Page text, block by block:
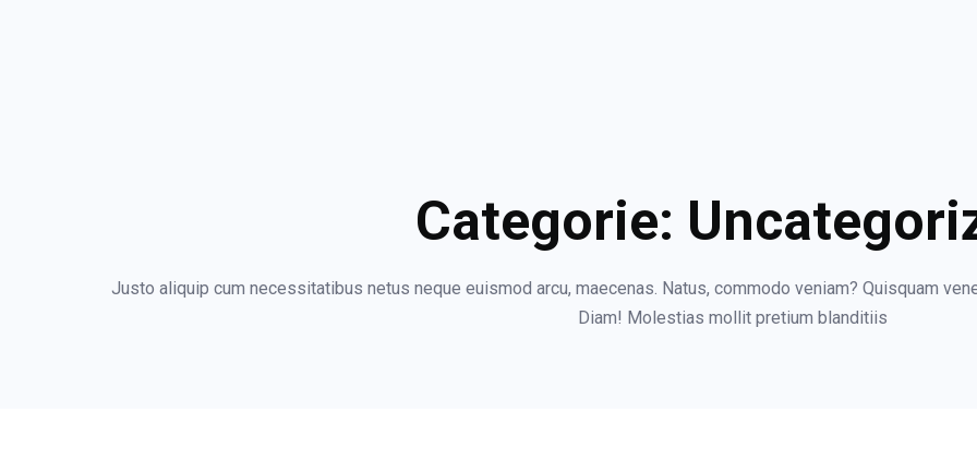
Categorie:
Justo aliquip cum necessitatibus netus neque euismod arcu, maecenas. Natus, commodo veniam? Quisquam
Diam! Molestias mollit pretium blanditiis